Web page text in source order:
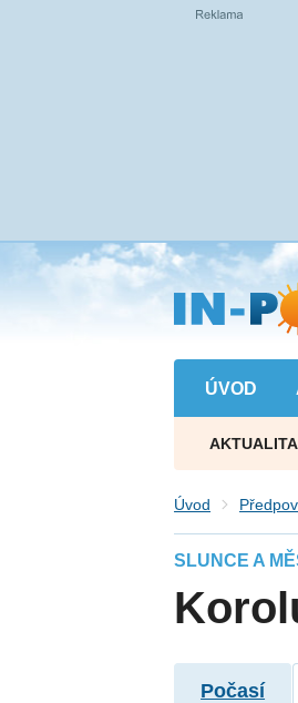
Přejít
na
hlavní
obsah
ÚVOD
Úvod
SLUNCE A
Počasí